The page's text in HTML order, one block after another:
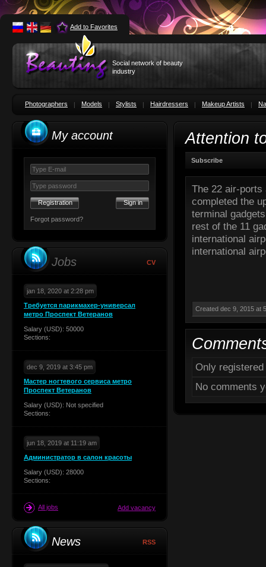
Add to Favorites
Social network of beauty
industry
Photographers Models Stylists Hairdressers Makeup Artists
My account
Registration
Forgot password?
Jobs CV
jan 18, 2020 at 2:28 pm
Требуется парикмахер-универсал
метро Проспект Ветеранов
Salary (USD): 50000
Sections:
dec 9, 2019 at 3:45 pm
Мастер ногтевого сервиса метро
Проспект Ветеранов
Salary (USD): Not specified
Sections:
jun 18, 2019 at 11:19 am
Администратор в салон красоты
Salary (USD): 28000
Sections:
All jobs Add vacancy
RSS
News
Attention
Subscribe
The 22 air-ports
completed the
terminal
rest of the 11
international
international
Created dec 9, 2015 at
Only
No comments